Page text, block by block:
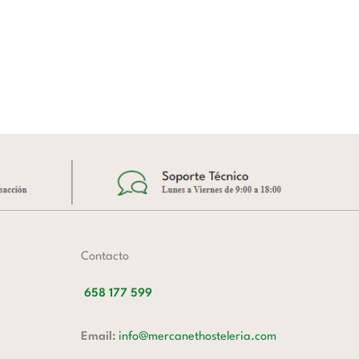
Contacto
658 177 599
Email: info@mercanethosteleria.com